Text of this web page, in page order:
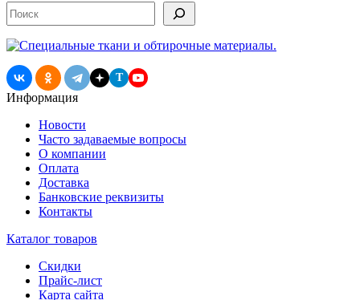
Поиск
T
Информация
Новости
Часто задаваемые вопросы
О компании
Оплата
Доставка
Банковские реквизиты
Контакты
Каталог товаров
Скидки
Прайс-лист
Карта сайта